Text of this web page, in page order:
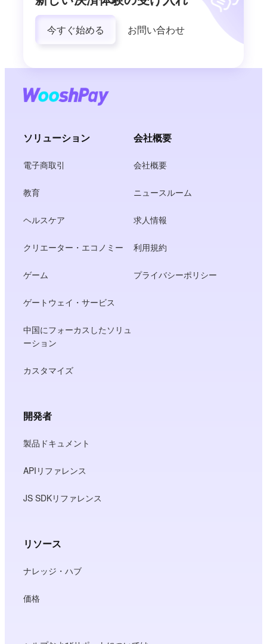
今すぐ始める お問い合わせ
ソリューション
電子商取引
教育
ヘルスケア
クリエーター・エコノミー
ゲーム
ゲートウェイ・サービス
中国にフォーカスしたソリュ
ーション
カスタマイズ
会社概要
会社概要
ニュースルーム
求人情報
利用規約
プライバシーポリシー
開発者
製品ドキュメント
APIリファレンス
JS SDKリファレンス
リソース
ナレッジ・ハブ
価格